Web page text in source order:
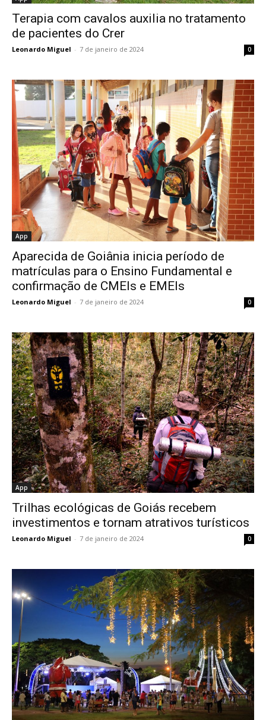
Terapia com cavalos auxilia no tratamento
de pacientes do Crer
Leonardo Miguel - 7 de janeiro de 2024 0
App
Aparecida de Goiânia inicia período de
matrículas para o Ensino Fundamental e
confirmação de CMEIs e EMEIs
Leonardo Miguel - 7 de janeiro de 2024 0
App
Trilhas ecológicas de Goiás recebem
investimentos e tornam atrativos turísticos
Leonardo Miguel - 7 de janeiro de 2024 0